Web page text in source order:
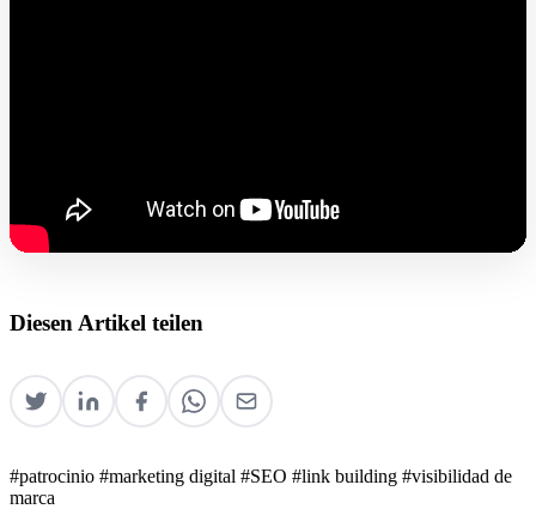
Diesen Artikel teilen
#patrocinio #marketing digital #SEO #link building #visibilidad de
marca